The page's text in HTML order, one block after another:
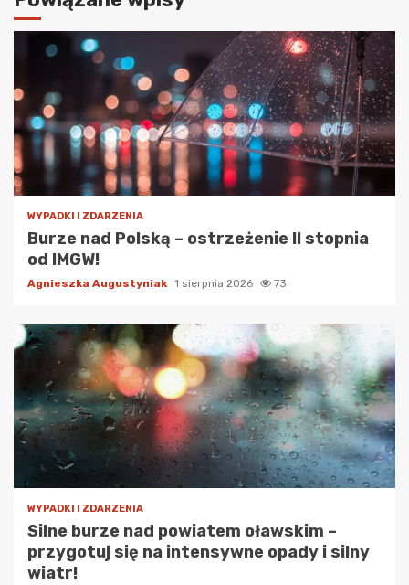
WYPADKI I ZDARZENIA
Burze nad Polską – ostrzeżenie II stopnia
od IMGW!
Agnieszka Augustyniak 1 sierpnia 2026 73
WYPADKI I ZDARZENIA
Silne burze nad powiatem oławskim –
przygotuj się na intensywne opady i silny
wiatr!